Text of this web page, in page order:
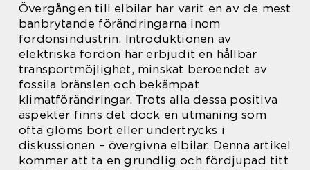
Övergången till elbilar har varit en av de mest
banbrytande förändringarna inom
fordonsindustrin. Introduktionen av
elektriska fordon har erbjudit en hållbar
transportmöjlighet, minskat beroendet av
fossila bränslen och bekämpat
klimatförändringar. Trots alla dessa positiva
aspekter finns det dock en utmaning som
ofta glöms bort eller undertrycks i
diskussionen – övergivna elbilar. Denna artikel
kommer att ta en grundlig och fördjupad titt